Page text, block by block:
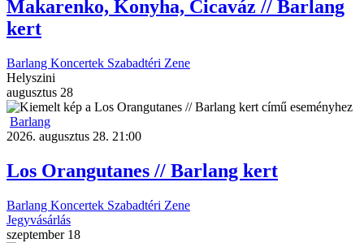
Makarenko, Konyha, Cicaváz // Barlang
kert
Barlang Koncertek Szabadtéri Zene
Helyszini
augusztus 28
Barlang
2026. augusztus 28. 21:00
Los Orangutanes // Barlang kert
Barlang Koncertek Szabadtéri Zene
Jegyvásárlás
szeptember 18